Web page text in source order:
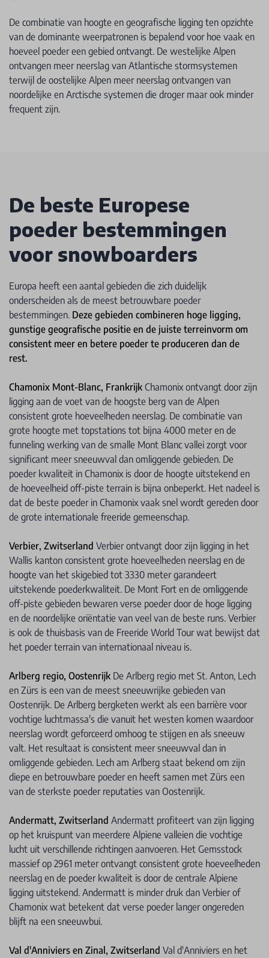
De combinatie van hoogte en geografische ligging ten opzichte
van de dominante weerpatronen is bepalend voor hoe vaak en
hoeveel poeder een gebied ontvangt. De westelijke Alpen
ontvangen meer neerslag van Atlantische stormsystemen
terwijl de oostelijke Alpen meer neerslag ontvangen van
noordelijke en Arctische systemen die droger maar ook minder
frequent zijn.
De beste Europese
poeder bestemmingen
voor snowboarders
Europa heeft een aantal gebieden die zich duidelijk
onderscheiden als de meest betrouwbare poeder
bestemmingen. Deze gebieden combineren hoge ligging,
gunstige geografische positie en de juiste terreinvorm om
consistent meer en betere poeder te produceren dan de
rest.
Chamonix Mont-Blanc, Frankrijk Chamonix ontvangt door zijn
ligging aan de voet van de hoogste berg van de Alpen
consistent grote hoeveelheden neerslag. De combinatie van
grote hoogte met topstations tot bijna 4000 meter en de
funneling werking van de smalle Mont Blanc vallei zorgt voor
significant meer sneeuwval dan omliggende gebieden. De
poeder kwaliteit in Chamonix is door de hoogte uitstekend en
de hoeveelheid off-piste terrain is bijna onbeperkt. Het nadeel is
dat de beste poeder in Chamonix vaak snel wordt gereden door
de grote internationale freeride gemeenschap.
Verbier, Zwitserland Verbier ontvangt door zijn ligging in het
Wallis kanton consistent grote hoeveelheden neerslag en de
hoogte van het skigebied tot 3330 meter garandeert
uitstekende poederkwaliteit. De Mont Fort en de omliggende
off-piste gebieden bewaren verse poeder door de hoge ligging
en de noordelijke oriëntatie van veel van de beste runs. Verbier
is ook de thuisbasis van de Freeride World Tour wat bewijst dat
het poeder terrain van internationaal niveau is.
Arlberg regio, Oostenrijk De Arlberg regio met St. Anton, Lech
en Zürs is een van de meest sneeuwrijke gebieden van
Oostenrijk. De Arlberg bergketen werkt als een barrière voor
vochtige luchtmassa's die vanuit het westen komen waardoor
neerslag wordt geforceerd omhoog te stijgen en als sneeuw
valt. Het resultaat is consistent meer sneeuwval dan in
omliggende gebieden. Lech am Arlberg staat bekend om zijn
diepe en betrouwbare poeder en heeft samen met Zürs een
van de sterkste poeder reputaties van Oostenrijk.
Andermatt, Zwitserland Andermatt profiteert van zijn ligging
op het kruispunt van meerdere Alpiene valleien die vochtige
lucht uit verschillende richtingen aanvoeren. Het Gemsstock
massief op 2961 meter ontvangt consistent grote hoeveelheden
neerslag en de poeder kwaliteit is door de centrale Alpiene
ligging uitstekend. Andermatt is minder druk dan Verbier of
Chamonix wat betekent dat verse poeder langer ongereden
blijft na een sneeuwbui.
Val d'Anniviers en Zinal, Zwitserland Val d'Anniviers en het